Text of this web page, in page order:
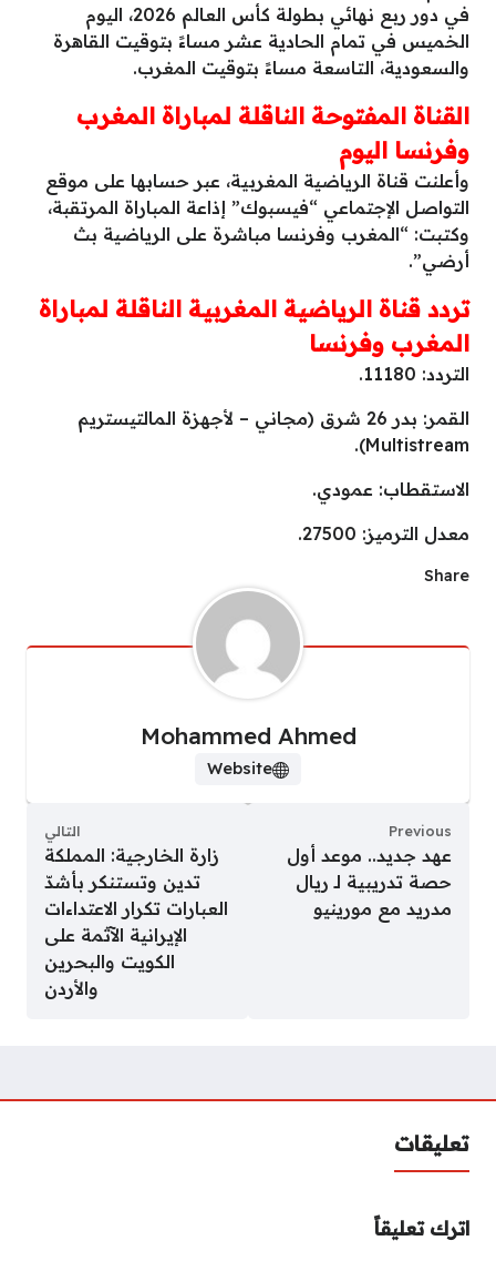
في دور ربع نهائي بطولة كأس العالم 2026، اليوم
الخميس في تمام الحادية عشر مساءً بتوقيت القاهرة
والسعودية، التاسعة مساءً بتوقيت المغرب.
القناة المفتوحة الناقلة لمباراة المغرب
وفرنسا اليوم
وأعلنت قناة الرياضية المغربية، عبر حسابها على موقع
التواصل الإجتماعي “فيسبوك” إذاعة المباراة المرتقبة،
وكتبت: “المغرب وفرنسا مباشرة على الرياضية بث
أرضي”.
تردد قناة الرياضية المغربية الناقلة لمباراة
المغرب وفرنسا
التردد: 11180.
القمر: بدر 26 شرق (مجاني – لأجهزة المالتيستريم
Multistream).
الاستقطاب: عمودي.
معدل الترميز: 27500.
Share
Mohammed Ahmed
Website
Previous
عهد جديد.. موعد أول
حصة تدريبية لـ ريال
مدريد مع مورينيو
التالي
زارة الخارجية: المملكة
تدين وتستنكر بأشدّ
العبارات تكرار الاعتداءات
الإيرانية الآثمة على
الكويت والبحرين
والأردن
تعليقات
اترك تعليقاً